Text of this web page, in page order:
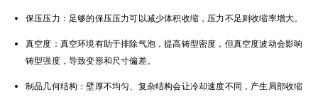
保压压力：足够的保压压力可以减少体积收缩，压力不足则收缩率增大。
真空度：真空环境有助于排除气泡，提高铸型密度，但真空度波动会影响
铸型强度，导致变形和尺寸偏差。
制品几何结构：壁厚不均匀、复杂结构会让冷却速度不同，产生局部收缩